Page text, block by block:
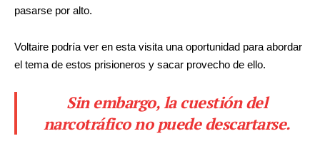
pasarse por alto.
Voltaire podría ver en esta visita una oportunidad para abordar
el tema de estos prisioneros y sacar provecho de ello.
Sin embargo, la cuestión del
narcotráfico no puede descartarse.